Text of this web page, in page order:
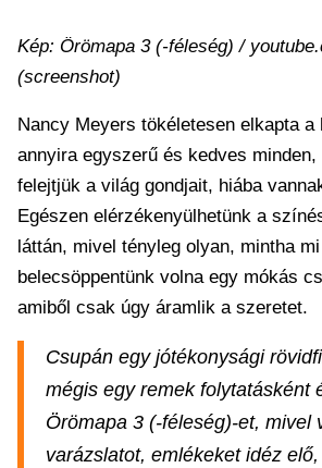
Kép: Örömapa 3 (-féleség) /
(screenshot)
Nancy Meyers tökéletesen elkapta a
annyira egyszerű és kedves
felejtjük a világ gondjait, hiába
Egészen elérzékenyülhetünk a
láttán, mivel tényleg olyan, mintha
belecsöppentünk volna egy mókás
amiből csak úgy áramlik a szeretet.
Csupán egy jótékonysági
mégis egy remek folytatásként
Örömapa 3 (-féleség)-et, mivel
varázslatot, emlékeket idéz